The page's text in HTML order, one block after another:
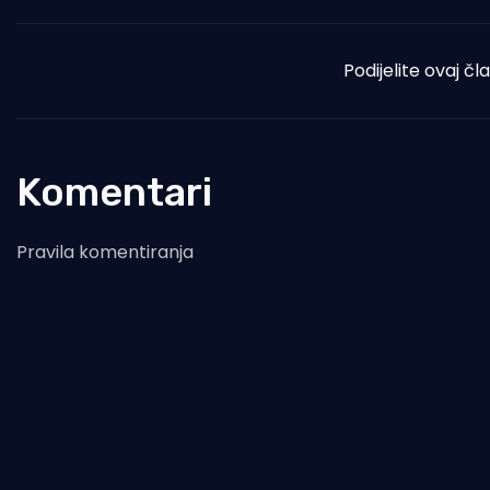
Podijelite ovaj
Komentari
Pravila komentiranja